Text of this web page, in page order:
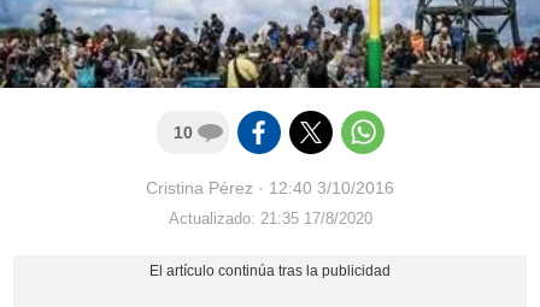
10
Cristina Pérez · 12:40 3/10/2016
Actualizado: 21:35 17/8/2020